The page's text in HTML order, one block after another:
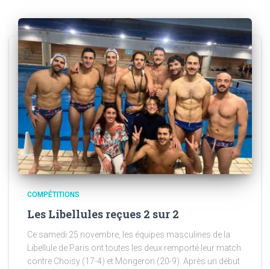
COMPÉTITIONS
Les Libellules reçues 2 sur 2
Ce samedi 25 novembre, les équipes masculines de la
Libellule de Paris ont toutes les deux remporté leur match
contre Choisy (17-4) et Mongeron (20-9). Après un début